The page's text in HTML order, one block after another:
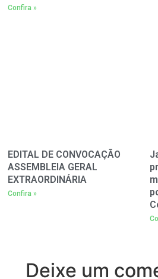
Confira »
EDITAL DE CONVOCAÇÃO
ASSEMBLEIA GERAL
EXTRAORDINÁRIA
Confira »
Deixe um